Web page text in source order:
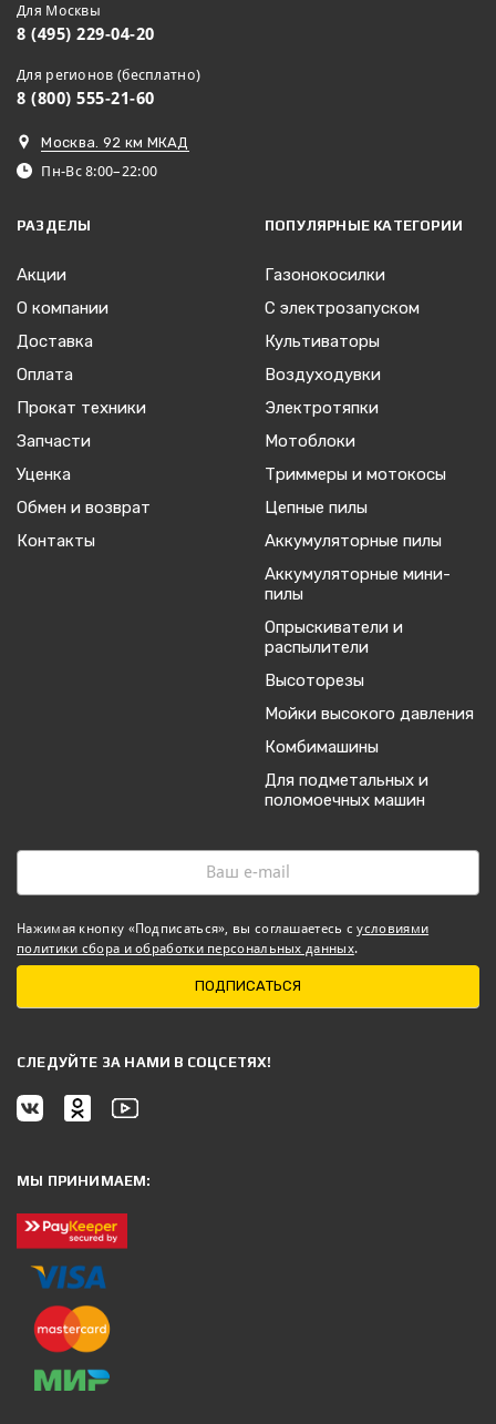
Для Москвы
8 (495) 229-04-20
Для регионов (бесплатно)
8 (800) 555-21-60
Москва. 92 км МКАД
Пн-Вс 8:00–22:00
РАЗДЕЛЫ
Акции
О компании
Доставка
Оплата
Прокат техники
Запчасти
Уценка
Обмен и возврат
Контакты
ПОПУЛЯРНЫЕ КАТЕГОРИИ
Газонокосилки
С электрозапуском
Культиваторы
Воздуходувки
Электротяпки
Мотоблоки
Триммеры и мотокосы
Цепные пилы
Аккумуляторные пилы
Аккумуляторные мини-
пилы
Опрыскиватели и
распылители
Высоторезы
Мойки высокого давления
Комбимашины
Для подметальных и
поломоечных машин
Нажимая кнопку «Подписаться», вы соглашаетесь сусловиями
политики сбора и обработки персональных данных.
ПОДПИСАТЬСЯ
CЛЕДУЙТЕ ЗА НАМИ В СОЦСЕТЯХ!
МЫ ПРИНИМАЕМ: